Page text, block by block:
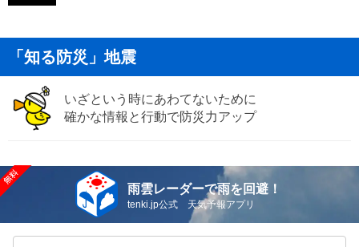
「知る防災」地震
いざという時にあわてないために
確かな情報と行動で防災力アップ
雨雲レーダーで雨を回避！
tenki.jp公式 天気予報アプリ